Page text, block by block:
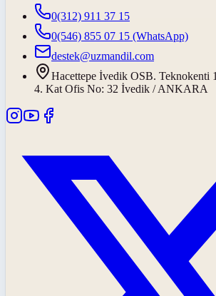
0(312) 911 37 15
0(546) 855 07 15 (WhatsApp)
destek@uzmandil.com
Hacettepe İvedik OSB. Teknokenti
4. Kat Ofis No: 32 İvedik / ANKARA